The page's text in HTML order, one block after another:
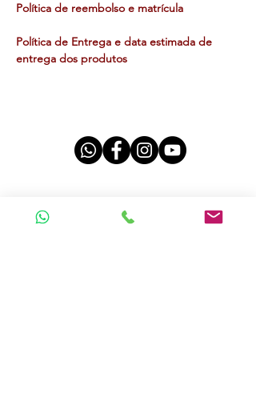
Política de reembolso e matrícula
Política de Entrega e data estimada de
entrega dos produtos